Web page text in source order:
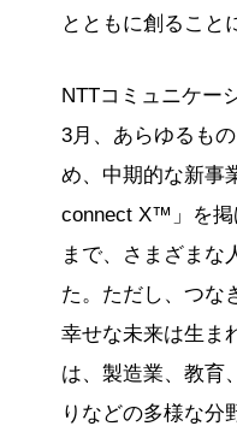
とともに創ること
NTTコミュニケー
3月、あらゆるも
め、中期的な新事
connect X™」を掲
まで、さまざまな
た。ただし、つな
幸せな未来は生ま
は、製造業、教育
りなどの多様な分